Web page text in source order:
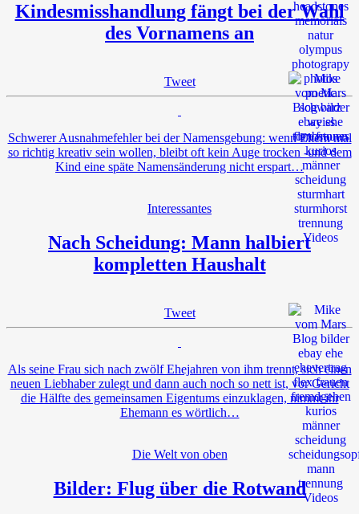
Kindesmisshandlung fängt bei der Wahl
des Vornamens an
Tweet
Schwerer Ausnahmefehler bei der Namensgebung: wenn Eltern mal
so richtig kreativ sein wollen, bleibt oft kein Auge trocken -und dem
Kind eine späte Namensänderung nicht erspart…
Interessantes
Nach Scheidung: Mann halbiert
kompletten Haushalt
Tweet
Als seine Frau sich nach zwölf Ehejahren von ihm trennt, sich einen
neuen Liebhaber zulegt und dann auch noch so nett ist, vor Gericht
die Hälfte des gemeinsamen Eigentums einzuklagen, nimmt ihr
Ehemann es wörtlich…
Die Welt von oben
Bilder: Flug über die Rotwand